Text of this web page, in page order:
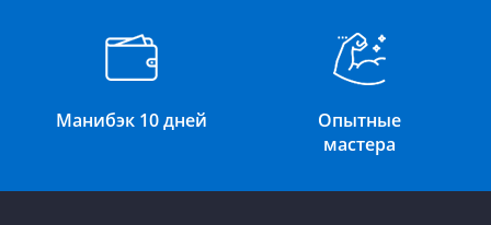
Манибэк 10 дней
Опытные
мастера